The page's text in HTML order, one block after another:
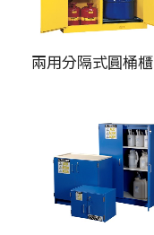
兩用分隔式圓桶櫃